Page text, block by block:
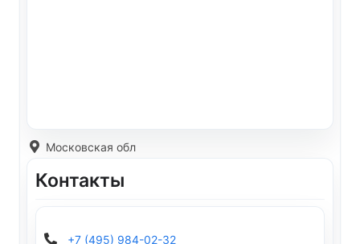
Московская обл
Контакты
+7 (495) 984-02-32